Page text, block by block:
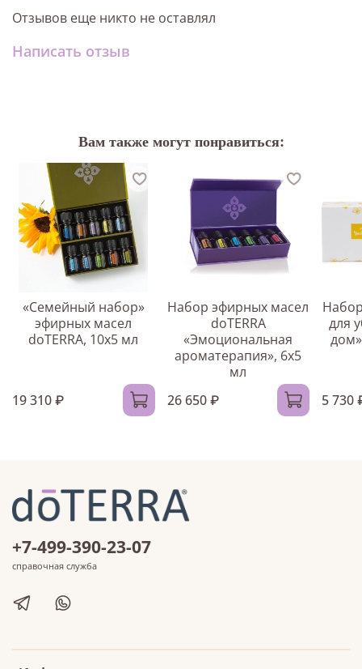
Отзывов еще никто не оставлял
Написать отзыв
Вам также могут понравиться:
«Семейный набор»
эфирных масел
doTERRA, 10x5 мл
19 310 ₽
Набор эфирных масел
doTERRA
«Эмоциональная
ароматерапия», 6x5
мл
26 650 ₽
для
5 730
+7-499-390-23-07
справочная служба